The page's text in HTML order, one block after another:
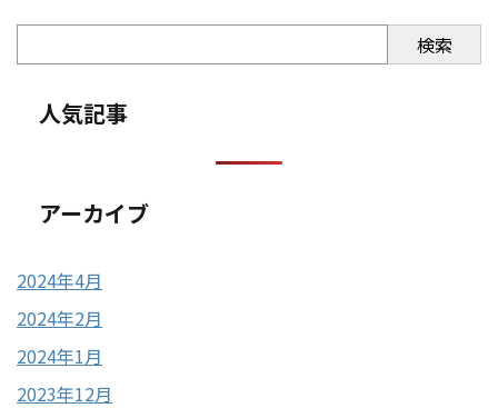
検索
人気記事
アーカイブ
2024年4月
2024年2月
2024年1月
2023年12月